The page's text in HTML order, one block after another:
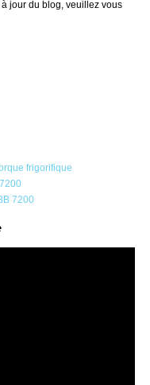
jour du blog, veuillez vous
frigorifique
7200